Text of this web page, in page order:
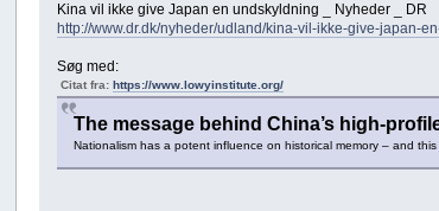
Kina vil ikke give Japan en undskyldning _ Nyheder _ DR
http://www.dr.dk/nyheder/udland/kina-vil-ikke-give-japan-
Søg med:
Citat fra:https://www.lowyinstitute.org/
The message behind China’s high-
Nationalism has a potent influence on historical memory – and